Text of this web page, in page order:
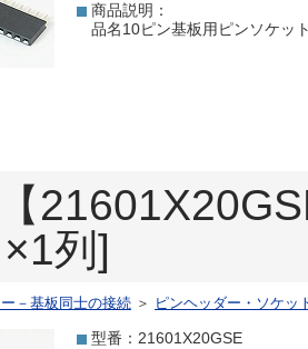
商品説明：
品名10ピン基板用ピンソケッ
【
列]
－基板同士の接続 ＞ ピンヘッダー・ソケッ
型番：21601X20GSE